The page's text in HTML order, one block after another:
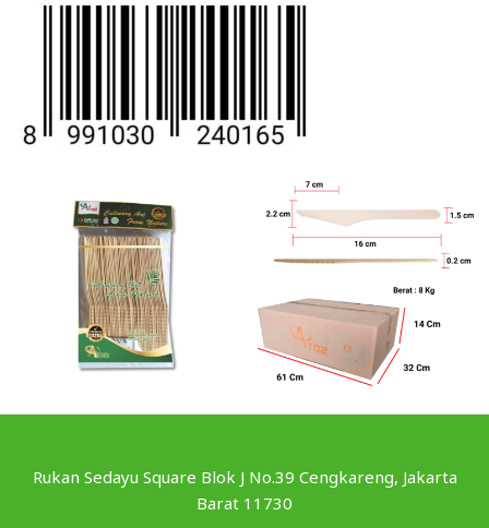
Rukan Sedayu Square Blok J No.39 Cengkareng, Jakarta
Barat 11730